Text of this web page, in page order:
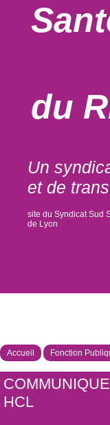
du
Un
et de
site du Syndicat Sud
de Lyon
Accueil Fonction
HCL